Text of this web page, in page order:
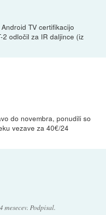
TV certifikacijo
odločil za IR daljince (iz
do novembra, ponudili so
vezave za 40€/24
mesecev. Podpisal.